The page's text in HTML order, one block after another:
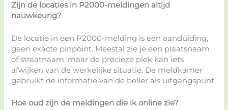
Zijn de locaties in P2000-meldingen altijd
nauwkeurig?
De locatie in een P2000-melding is een aanduiding,
geen exacte pinpoint. Meestal zie je een plaatsnaam
of straatnaam, maar de precieze plek kan iets
afwijken van de werkelijke situatie. De meldkamer
gebruikt de informatie van de beller als uitgangspunt.
Hoe oud zijn de meldingen die ik online zie?